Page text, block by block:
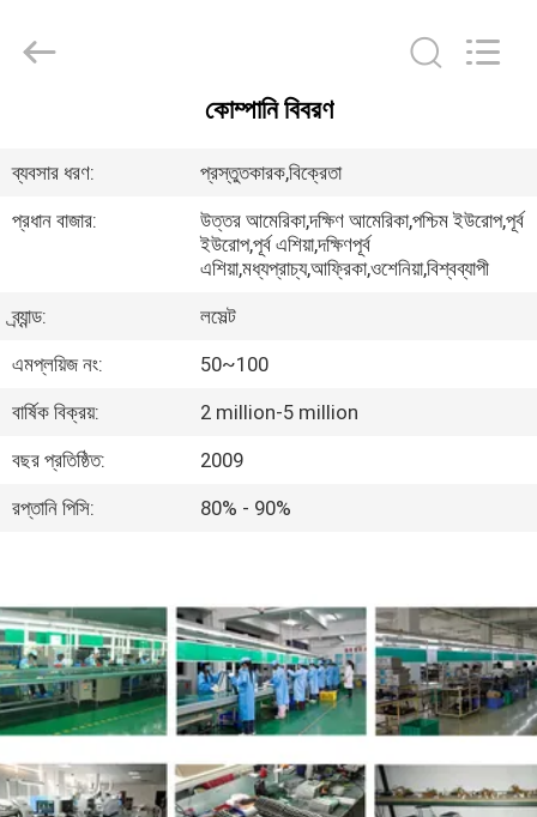
পণ্য
আমাদের
সম্পর্কে
কারখানা
ভ্রমণ
মান
নিয়ন্ত্রণ
যোগাযোগ
করুন
Electron
Co.,Ltd.
কোম্পানি বিবরণ
ব্যবসার ধরণ:
প্রস্তুতকারক,বিক্রেতা
প্রধান বাজার:
উত্তর আমেরিকা,দক্ষিণ আমেরিকা,পশ্চিম ইউরোপ,পূর্ব
ইউরোপ,পূর্ব এশিয়া,দক্ষিণপূর্ব
এশিয়া,মধ্যপ্রাচ্য,আফ্রিকা,ওশেনিয়া,বিশ্বব্যাপী
ব্র্যান্ড:
লসেল্ট
এমপ্লয়িজ নং:
50~100
বার্ষিক বিক্রয়:
2 million-5 million
বছর প্রতিষ্ঠিত:
2009
রপ্তানি পিসি:
80% - 90%